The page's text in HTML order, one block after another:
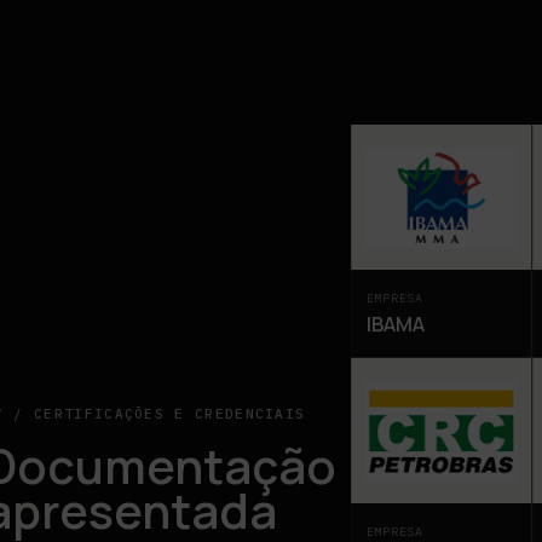
/ CERTIFICAÇÕES E CREDENCIAIS
EMPRESA
IBAMA
EMPRESA